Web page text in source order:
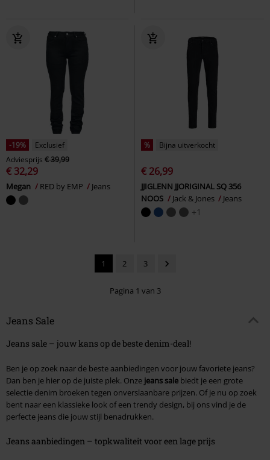
-19%
Exclusief
Adviesprijs € 39,99
€ 32,29
Megan RED by EMP Jeans
% Bijna uitverkocht
€ 26,99
JJIGLENN JJORIGINAL SQ 356
NOOS
Jack & Jones Jeans
+1
1 2 3
Pagina 1 van 3
Jeans Sale
Jeans sale – jouw kans op de beste denim-deal!
Ben je op zoek naar de beste aanbiedingen voor jouw favoriete jeans?
Dan ben je hier op de juiste plek. Onze jeans sale biedt je een grote
selectie denim broeken tegen onverslaanbare prijzen. Of je nu op zoek
bent naar een klassieke look of een trendy design, bij ons vind je de
perfecte jeans die jouw stijl benadrukken.
Jeans aanbiedingen – topkwaliteit voor een lage prijs